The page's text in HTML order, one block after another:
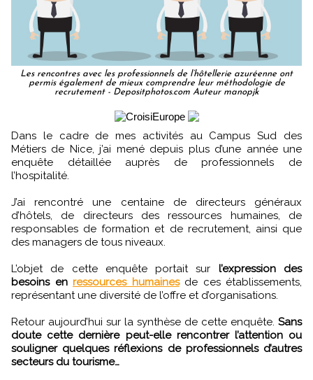
Les rencontres avec les professionnels de l’hôtellerie azuréenne ont
permis également de mieux comprendre leur méthodologie de
recrutement - Depositphotos.com Auteur manopjk
Dans le cadre de mes activités au Campus Sud des
Métiers de Nice, j’ai mené depuis plus d’une année une
enquête détaillée auprès de professionnels de
l’hospitalité.
J’ai rencontré une centaine de directeurs généraux
d’hôtels, de directeurs des ressources humaines, de
responsables de formation et de recrutement, ainsi que
des managers de tous niveaux.
L’objet de cette enquête portait sur l’expression des
besoins en ressources humainesde ces établissements,
représentant une diversité de l’offre et d’organisations.
Retour aujourd’hui sur la synthèse de cette enquête. Sans
doute cette dernière peut-elle rencontrer l’attention ou
souligner quelques réflexions de professionnels d’autres
secteurs du tourisme…